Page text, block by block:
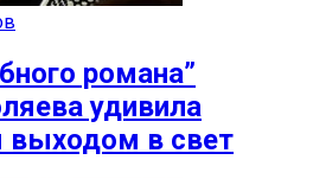
романа”
удивила
выходом в свет